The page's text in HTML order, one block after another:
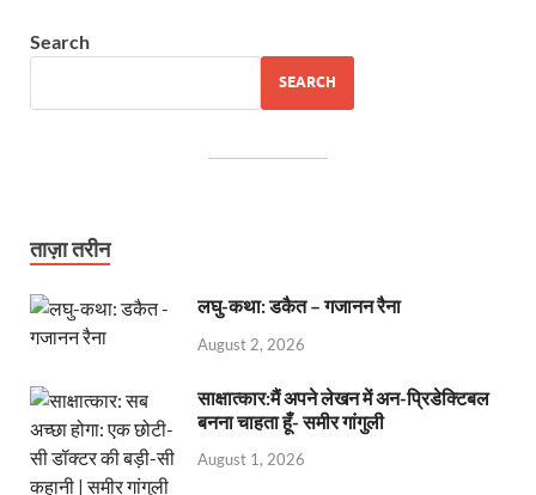
Search
SEARCH
ताज़ा तरीन
लघु-कथा: डकैत – गजानन रैना
August 2, 2026
साक्षात्कार:मैं अपने लेखन में अन-प्रिडेक्टिबल
बनना चाहता हूँ- समीर गांगुली
August 1, 2026